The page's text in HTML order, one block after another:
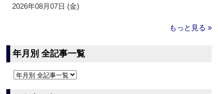
2026年08月07日 (金)
もっと見る »
年月別 全記事一覧